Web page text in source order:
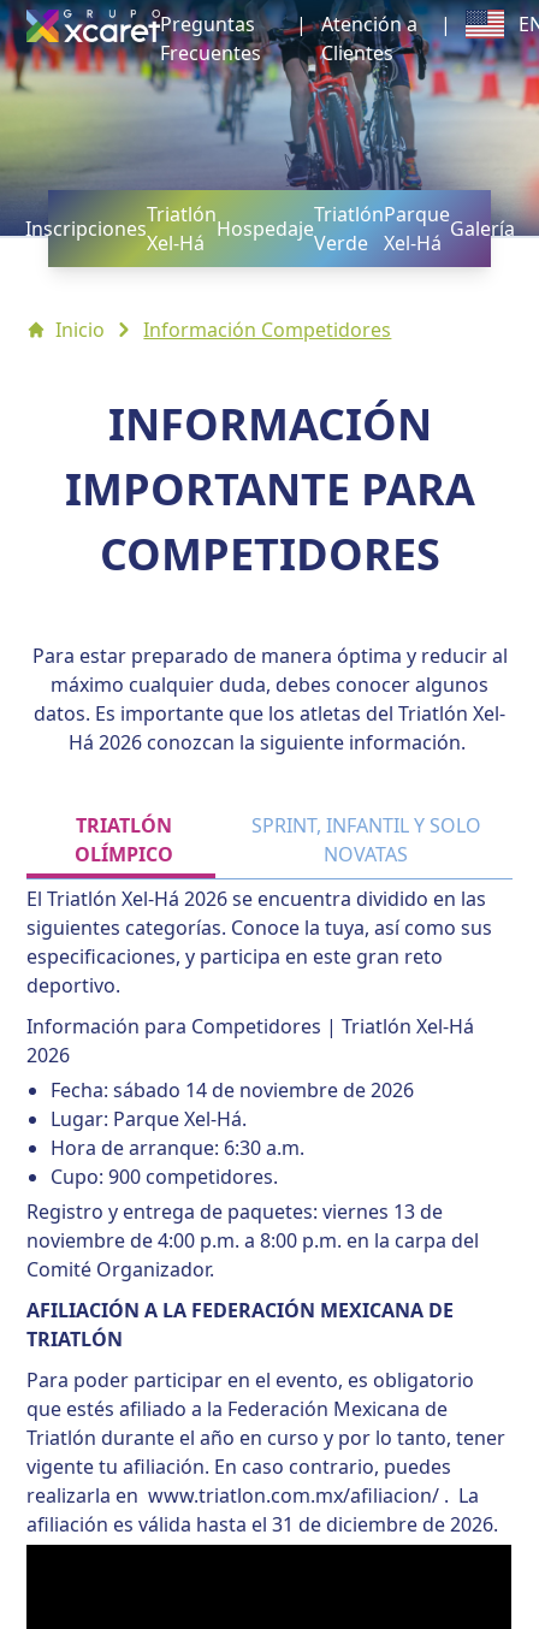
Preguntas
Frecuentes
| Atención a
Clientes
|
Inscripciones
Triatlón
Xel-Há
Hospedaje
Triatlón
Verde
Parque
Xel-Há
Galería
Inicio Información Competidores
INFORMACIÓN
IMPORTANTE PARA
COMPETIDORES
Para estar preparado de manera óptima y reducir al
máximo cualquier duda, debes conocer algunos
datos. Es importante que los atletas del Triatlón Xel-
Há 2026 conozcan la siguiente información.
TRIATLÓN
OLÍMPICO
SPRINT, INFANTIL Y SOLO
NOVATAS
El Triatlón Xel-Há 2026 se encuentra dividido en las
siguientes categorías. Conoce la tuya, así como sus
especificaciones, y participa en este gran reto
deportivo.
Información para Competidores | Triatlón Xel-Há
2026
Fecha: sábado 14 de noviembre de 2026
Lugar: Parque Xel-Há.
Hora de arranque: 6:30 a.m.
Cupo: 900 competidores.
Registro y entrega de paquetes: viernes 13 de
noviembre de 4:00 p.m. a 8:00 p.m. en la carpa del
Comité Organizador.
AFILIACIÓN A LA FEDERACIÓN MEXICANA DE
TRIATLÓN
Para poder participar en el evento, es obligatorio
que estés afiliado a la Federación Mexicana de
Triatlón durante el año en curso y por lo tanto, tener
vigente tu afiliación. En caso contrario, puedes
realizarla enwww.triatlon.com.mx/afiliacion/ . La
afiliación es válida hasta el 31 de diciembre de 2026.